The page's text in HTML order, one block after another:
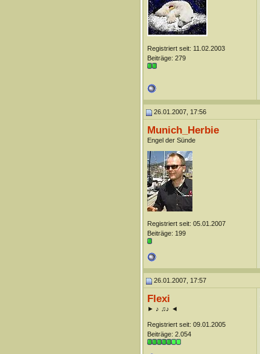
Registriert seit: 11.02.2003
Beiträge: 279
26.01.2007, 17:56
Munich_Herbie
Engel der Sünde
Registriert seit: 05.01.2007
Beiträge: 199
26.01.2007, 17:57
Flexi
► ♪ ♫♪ ◄
Registriert seit: 09.01.2005
Beiträge: 2.054